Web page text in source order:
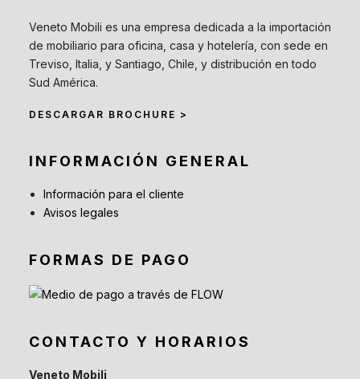
Veneto Mobili es una empresa dedicada a la importación
de mobiliario para oficina, casa y hotelería, con sede en
Treviso, Italia, y Santiago, Chile, y distribución en todo
Sud América.
DESCARGAR BROCHURE >
INFORMACIÓN GENERAL
Información para el cliente
Avisos legales
FORMAS DE PAGO
CONTACTO Y HORARIOS
Veneto Mobili